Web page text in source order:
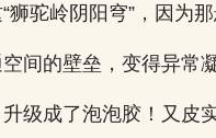
狮驼岭阴阳穹”，因为
间的壁垒，变得异常
级成了泡泡胶！又皮